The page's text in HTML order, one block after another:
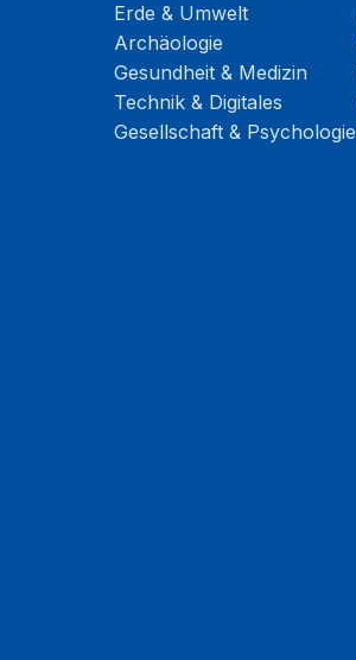
Erde & Umwelt
Archäologie
Gesundheit & Medizin
Technik & Digitales
Gesellschaft & Psychologie